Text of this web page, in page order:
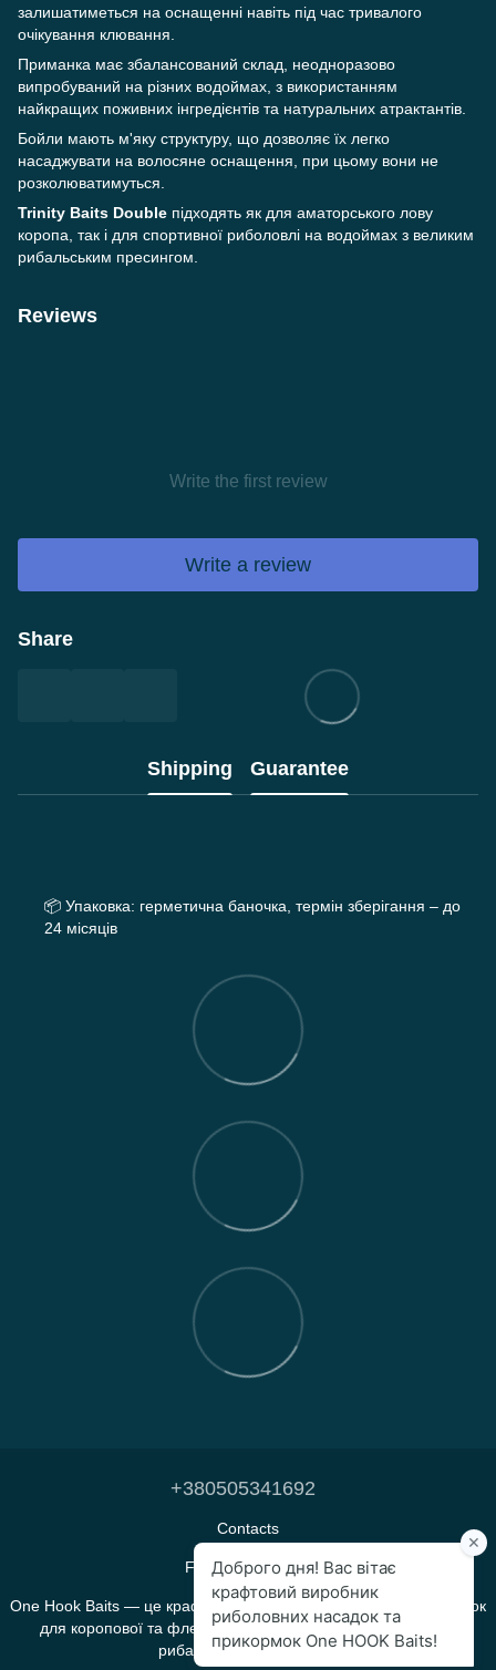
залишатиметься на оснащенні навіть під час тривалого
очікування клювання.
Приманка має збалансований склад, неодноразово
випробуваний на різних водоймах, з використанням
найкращих поживних інгредієнтів та натуральних атрактантів.
Бойли мають м'яку структуру, що дозволяє їх легко
насаджувати на волосяне оснащення, при цьому вони не
розколюватимуться.
Trinity Baits Double підходять як для аматорського лову
коропа, так і для спортивної риболовлі на водоймах з великим
рибальським пресингом.
Reviews
Write the first review
Write a review
Share
Shipping Guarantee
📦 Упаковка: герметична баночка, термін зберігання – до
24 місяців
+380505341692
Contacts
Full version of site
One Hook Baits — це крафтове виробництво прикормок і насадок
для коропової та флет-фідерної риболовлі, яке створене
рибалками для рибалок.